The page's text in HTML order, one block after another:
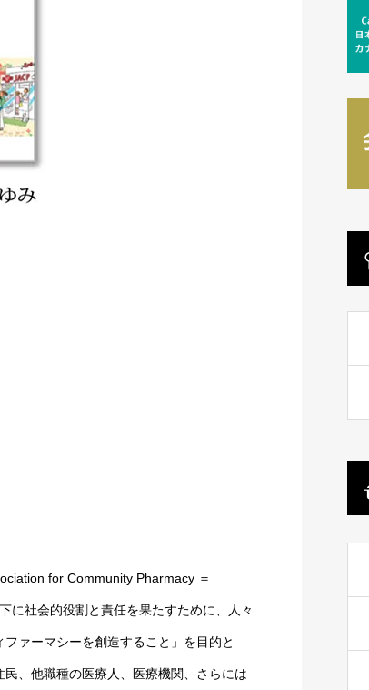
for Community Pharmacy ＝
に社会的役割と責任を果たすために、人々
ァーマシーを創造すること」を目的と
、他職種の医療人、医療機関、さらには